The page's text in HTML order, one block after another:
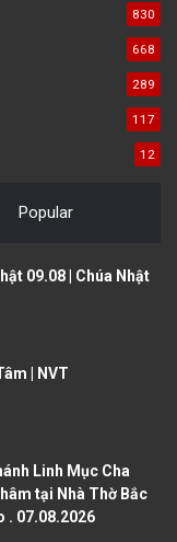
830
668
289
117
12
Popular
09.08 | Chúa Nhật
| NVT
Linh Mục Cha
tại Nhà Thờ Bắc
. 07.08.2026